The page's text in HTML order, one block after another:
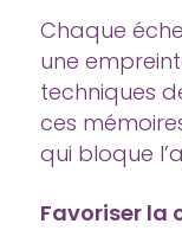
Chaque
une
techniques
ces
qui bloque
Favoriser la